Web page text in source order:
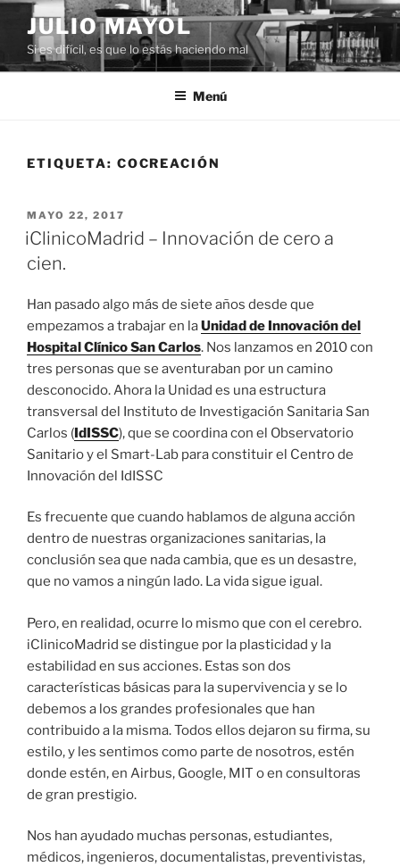
Saltar
contenido
JULIO MAYOL
Si es difícil, es que lo estás haciendo mal
Menú
ETIQUETA: COCREACIÓN
PUBLICADO
EL
MAYO 22, 2017
iClinicoMadrid – Innovación de cero a
cien.
Han pasado algo más de siete años desde que
empezamos a trabajar en laUnidad de Innovación del
Hospital Clínico San Carlos. Nos lanzamos en 2010 con
tres personas que se aventuraban por un camino
desconocido. Ahora la Unidad es una estructura
transversal del Instituto de Investigación Sanitaria San
Carlos (IdISSC), que se coordina con el Observatorio
Sanitario y el Smart-Lab para constituir el Centro de
Innovación del IdISSC
Es frecuente que cuando hablamos de alguna acción
dentro de nuestras organizaciones sanitarias, la
conclusión sea que nada cambia, que es un desastre,
que no vamos a ningún lado. La vida sigue igual.
Pero, en realidad, ocurre lo mismo que con el cerebro.
iClinicoMadrid se distingue por la plasticidad y la
estabilidad en sus acciones. Estas son dos
características básicas para la supervivencia y se lo
debemos a los grandes profesionales que han
contribuido a la misma. Todos ellos dejaron su firma, su
estilo, y les sentimos como parte de nosotros, estén
donde estén, en Airbus, Google, MIT o en consultoras
de gran prestigio.
Nos han ayudado muchas personas, estudiantes,
médicos, ingenieros, documentalistas, preventivistas,